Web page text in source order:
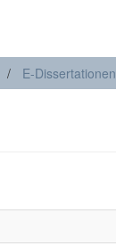
E-Dissertationen